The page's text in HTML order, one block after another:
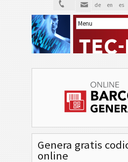
de en es
Genera gratis
online